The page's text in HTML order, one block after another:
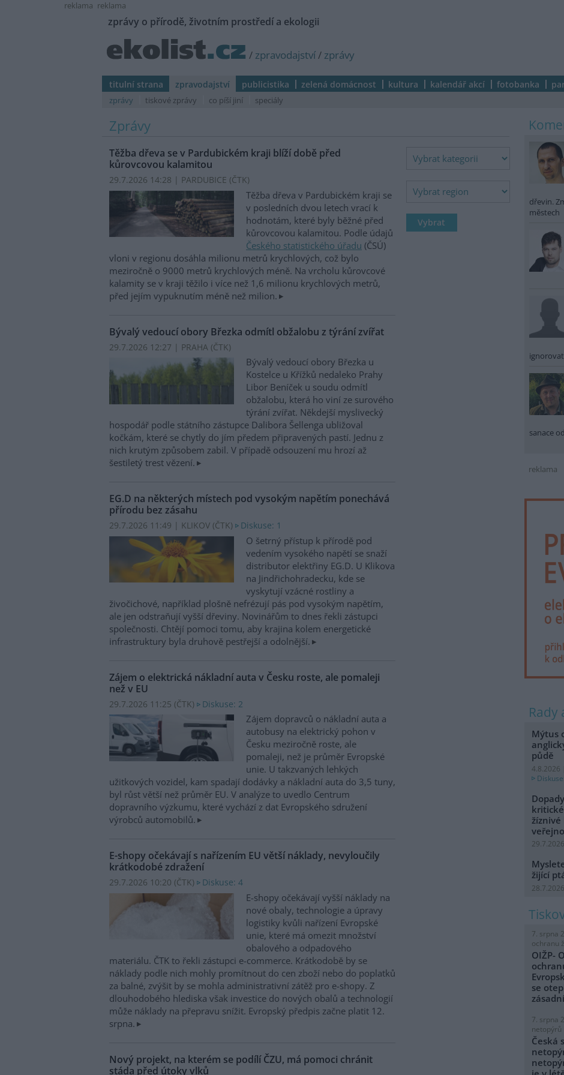
reklama reklama
zprávy o přírodě, životním prostředí a ekologii
/ zpravodajství/ zprávy
titulní strana zpravodajství publicistika zelená domácnost kultura kalendář akcí fotobanka
zprávy tiskové zprávy co píší jiní speciály
Zprávy
Těžba dřeva se v Pardubickém kraji blíží době před
kůrovcovou kalamitou
29.7.2026 14:28 | PARDUBICE (ČTK)
Těžba dřeva v Pardubickém kraji se
v posledních dvou letech vrací k
hodnotám, které byly běžné před
kůrovcovou kalamitou. Podle údajů
Českého statistického úřadu (ČSÚ)
vloni v regionu dosáhla milionu metrů krychlových, což bylo
meziročně o 9000 metrů krychlových méně. Na vrcholu kůrovcové
kalamity se v kraji těžilo i více než 1,6 milionu krychlových metrů,
před jejím vypuknutím méně než milion.
Bývalý vedoucí obory Březka odmítl obžalobu z týrání zvířat
29.7.2026 12:27 | PRAHA (ČTK)
Bývalý vedoucí obory Březka u
Kostelce u Křížků nedaleko Prahy
Libor Beníček u soudu odmítl
obžalobu, která ho viní ze surového
týrání zvířat. Někdejší myslivecký
hospodář podle státního zástupce Dalibora Šellenga ubližoval
kočkám, které se chytly do jím předem připravených pastí. Jednu z
nich krutým způsobem zabil. V případě odsouzení mu hrozí až
šestiletý trest vězení.
EG.D na některých místech pod vysokým napětím ponechává
přírodu bez zásahu
29.7.2026 11:49 | KLIKOV (ČTK) Diskuse: 1
O šetrný přístup k přírodě pod
vedením vysokého napětí se snaží
distributor elektřiny EG.D. U Klikova
na Jindřichohradecku, kde se
vyskytují vzácné rostliny a
živočichové, například plošně nefrézují pás pod vysokým napětím,
ale jen odstraňují vyšší dřeviny. Novinářům to dnes řekli zástupci
společnosti. Chtějí pomoci tomu, aby krajina kolem energetické
infrastruktury byla druhově pestřejší a odolnější.
Zájem o elektrická nákladní auta v Česku roste, ale pomaleji
než v EU
29.7.2026 11:25 (ČTK) Diskuse: 2
Zájem dopravců o nákladní auta a
autobusy na elektrický pohon v
Česku meziročně roste, ale
pomaleji, než je průměr Evropské
unie. U takzvaných lehkých
užitkových vozidel, kam spadají dodávky a nákladní auta do 3,5 tuny,
byl růst větší než průměr EU. V analýze to uvedlo Centrum
dopravního výzkumu, které vychází z dat Evropského sdružení
výrobců automobilů.
E-shopy očekávají s nařízením EU větší náklady, nevyloučily
krátkodobé zdražení
29.7.2026 10:20 (ČTK) Diskuse: 4
E-shopy očekávají vyšší náklady na
nové obaly, technologie a úpravy
logistiky kvůli nařízení Evropské
unie, které má omezit množství
obalového a odpadového
materiálu. ČTK to řekli zástupci e-commerce. Krátkodobě by se
náklady podle nich mohly promítnout do cen zboží nebo do poplatků
za balné, zvýšit by se mohla administrativní zátěž pro e-shopy. Z
dlouhodobého hlediska však investice do nových obalů a technologií
může náklady na přepravu snížit. Evropský předpis začne platit 12.
srpna.
Nový projekt, na kterém se podílí ČZU, má pomoci chránit
stáda před útoky vlků
dřevin.
městech
ignorovat
sanace
reklama
Mýtus
půdě
4.8.2026
žijící
7. srpna
ochranu
OIŽP-
se
7. srpna
netopýrů
Česká